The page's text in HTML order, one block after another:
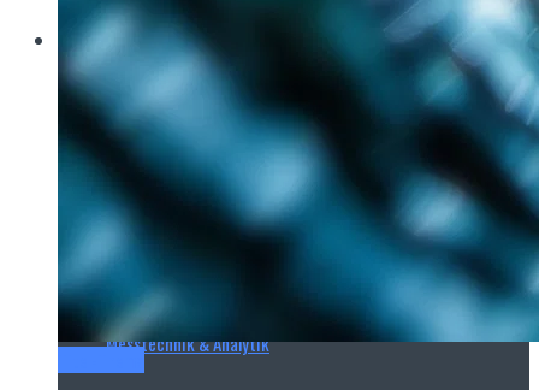
E‑Mag
Wasseraufbereitung
Wasserbehandlung
Wasserinfrastruktur
Anlagen & Komponenten
Messtechnik & Analytik